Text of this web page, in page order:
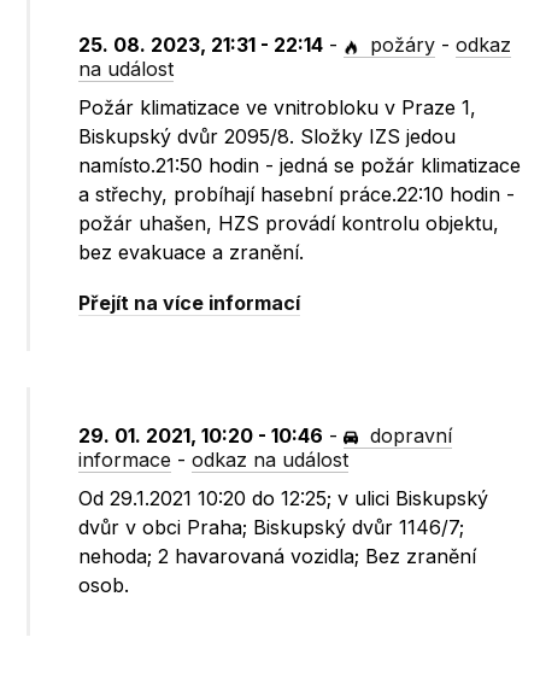
25. 08. 2023, 21:31 - 22:14 - požáry -odkaz
na událost
Požár klimatizace ve vnitrobloku v Praze 1,
Biskupský dvůr 2095/8. Složky IZS jedou
namísto.21:50 hodin - jedná se požár klimatizace
a střechy, probíhají hasební práce.22:10 hodin -
požár uhašen, HZS provádí kontrolu objektu,
bez evakuace a zranění.
Přejít na více informací
29. 01. 2021, 10:20 - 10:46 -
dopravní
informace -odkaz na událost
Od 29.1.2021 10:20 do 12:25; v ulici Biskupský
dvůr v obci Praha; Biskupský dvůr 1146/7;
nehoda; 2 havarovaná vozidla; Bez zranění
osob.